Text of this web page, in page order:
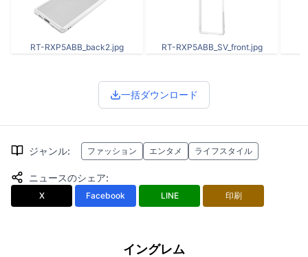
RT-RXP5ABB_back2.jpg RT-RXP5ABB_SV_front.jpg
一括ダウンロード
ジャンル: ファッション エンタメ ライフスタイル
ニュースのシェア:
X Facebook LINE 印刷
イングレム